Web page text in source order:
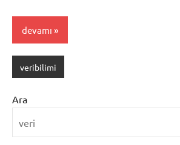
devamı
veribilimi
Ara